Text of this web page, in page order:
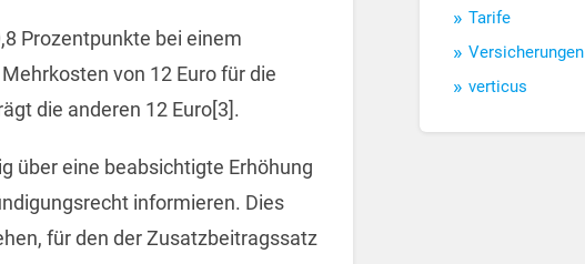
Prozentpunkte bei einem
von 12 Euro für die
die anderen 12 Euro[3].
über eine beabsichtigte Erhöhung
informieren. Dies
für den der Zusatzbeitragssatz
Tarife
Versicherungen
verticus